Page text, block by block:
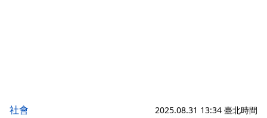
社會 2025.08.31 13:34 臺北時間